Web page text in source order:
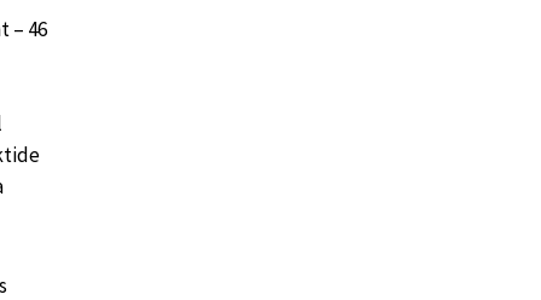
– 46